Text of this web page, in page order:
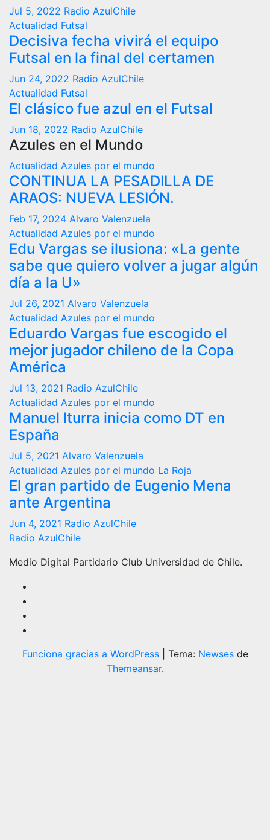
Jul 5, 2022 Radio AzulChile
Actualidad Futsal
Decisiva fecha vivirá el equipo
Futsal en la final del certamen
Jun 24, 2022 Radio AzulChile
Actualidad Futsal
El clásico fue azul en el Futsal
Jun 18, 2022 Radio AzulChile
Azules en el Mundo
Actualidad Azules por el mundo
CONTINUA LA PESADILLA DE
ARAOS: NUEVA LESIÓN.
Feb 17, 2024 Alvaro Valenzuela
Actualidad Azules por el mundo
Edu Vargas se ilusiona: «La gente
sabe que quiero volver a jugar algún
día a la U»
Jul 26, 2021 Alvaro Valenzuela
Actualidad Azules por el mundo
Eduardo Vargas fue escogido el
mejor jugador chileno de la Copa
América
Jul 13, 2021 Radio AzulChile
Actualidad Azules por el mundo
Manuel Iturra inicia como DT en
España
Jul 5, 2021 Alvaro Valenzuela
Actualidad Azules por el mundo La Roja
El gran partido de Eugenio Mena
ante Argentina
Jun 4, 2021 Radio AzulChile
Radio AzulChile
Medio Digital Partidario Club Universidad de Chile.
Funciona gracias a WordPress Tema: Newsesde
Themeansar.